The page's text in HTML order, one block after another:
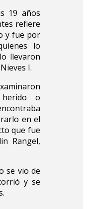
19 años
refiere
y fue por
lo
llevaron
I.
o
en el
que fue
Rangel,
se vio de
y se